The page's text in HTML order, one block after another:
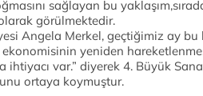
sağlayan bu
görülmektedir.
Angela Merkel, geçtiğimiz ay bu
yeniden
var.” diyerek 4. Büyük
ortaya koymuştur.